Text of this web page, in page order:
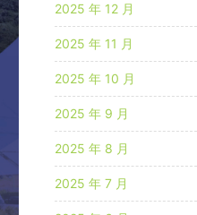
2025 年 12 月
2025 年 11 月
2025 年 10 月
2025 年 9 月
2025 年 8 月
2025 年 7 月